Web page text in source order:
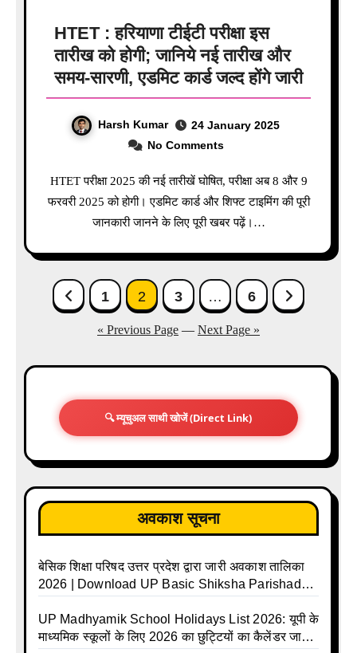
HTET : हरियाणा टीईटी परीक्षा इस
तारीख को होगी; जानिये नई तारीख और
समय-सारणी, एडमिट कार्ड जल्द होंगे जारी
Harsh Kumar
24 January 2025
No Comments
HTET परीक्षा 2025 की नई तारीखें घोषित, परीक्षा अब 8 और 9
फरवरी 2025 को होगी। एडमिट कार्ड और शिफ्ट टाइमिंग की पूरी
जानकारी जानने के लिए पूरी खबर पढ़ें।…
Posts
pagination
1 2 3 … 6
« Previous Page — Next Page »
🔍 म्यूचुअल साथी खोजें (Direct Link)
अवकाश सूचना
बेसिक शिक्षा परिषद उत्तर प्रदेश द्वारा जारी अवकाश तालिका
2026 | Download UP Basic Shiksha Parishad
Basic School Avkash Talika UP 2026 | UP Basic
Shiksha Parishad Avkash Talika 2026 | UP
UP Madhyamik School Holidays List 2026: यूपी के
माध्यमिक स्कूलों के लिए 2026 का छुट्टियों का कैलेंडर जारी |